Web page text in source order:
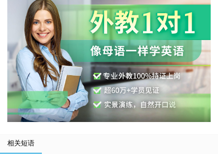
相关短语